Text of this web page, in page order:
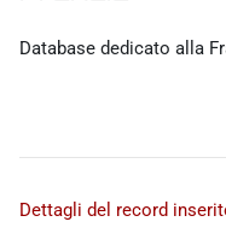
Database dedicato alla
Dettagli del record